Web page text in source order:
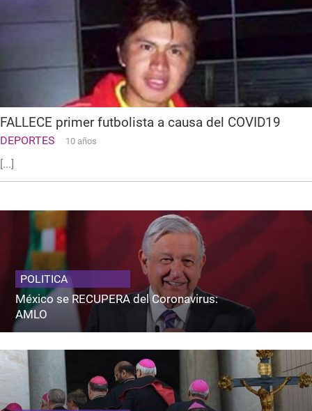
FALLECE primer futbolista a causa del COVID19
DEPORTES 10 años
[...]
POLITICA
México se RECUPERA del Coronavirus:
AMLO